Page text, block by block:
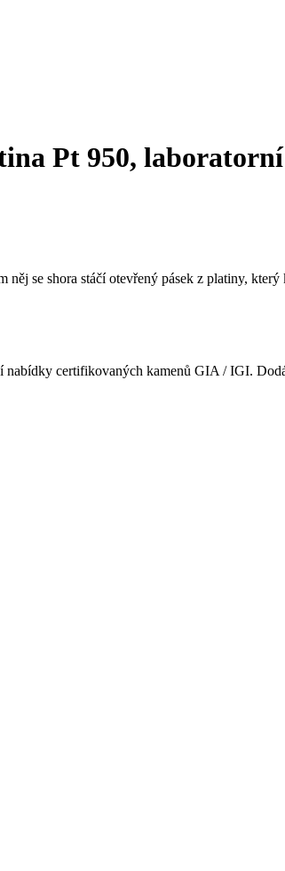
Pt 950,
se shora stáčí otevřený pásek z platiny,
nabídky certifikovaných kamenů GIA / IGI.